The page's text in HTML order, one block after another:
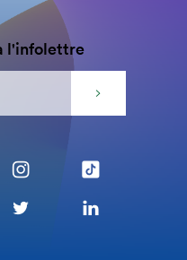
l'infolettre